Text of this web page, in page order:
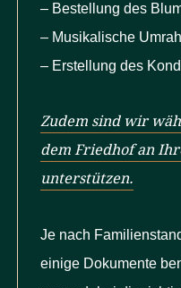
Kontakt
Datenschutz
– Bestellung des
– Musikalische
– Erstellung des
Zudem sind wir
dem Friedhof an
unterstützen.
Je nach
einige Dokumente